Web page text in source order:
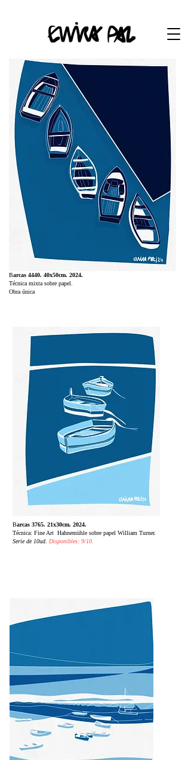
Barcas 4440. 40x50cm. 2024.
Técnica mixta sobre papel.
Obra única
Barcas 3765. 21x30cm. 2024.
Técnica: Fine Art Hahnemühle sobre papel William Turner.
Serie de 10ud
Disponibles: 9/10.